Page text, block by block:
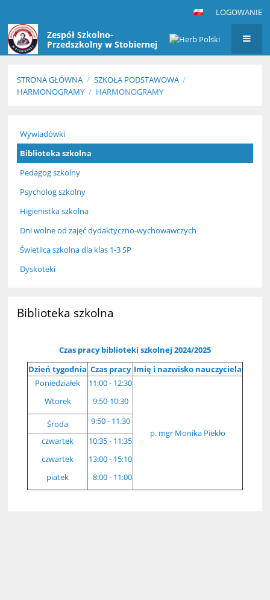
LOGOWANIE
Zespół Szkolno-
Przedszkolny w Stobiernej
STRONA GŁÓWNA / SZKOŁA PODSTAWOWA /
HARMONOGRAMY / HARMONOGRAMY
Wywiadówki
Biblioteka szkolna
Pedagog szkolny
Psycholog szkolny
Higienistka szkolna
Dni wolne od zajęć dydaktyczno-wychowawczych
Świetlica szkolna dla klas 1-3 SP
Dyskoteki
Biblioteka szkolna
Czas pracy biblioteki szkolnej 2024/2025
Dzień tygodnia Czas pracy Imię i nazwisko nauczyciela
Poniedziałek
Wtorek
11:00 - 12:30
9:50-10:30
p. mgr Monika Piekło
Środa
9:50 - 11:30
czwartek
czwartek
piatek
10:35 - 11:35
13:00 - 15:10
8:00 - 11:00